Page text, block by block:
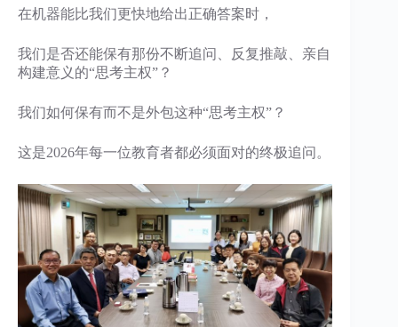
在机器能比我们更快地给出正确答案时，
我们是否还能保有那份不断追问、反复推敲、亲自
构建意义的“思考主权”？
我们如何保有而不是外包这种“思考主权”？
这是2026年每一位教育者都必须面对的终极追问。